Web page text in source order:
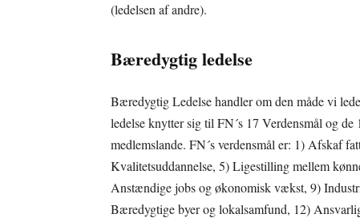
(ledelsen af andre).
Bæredygtig ledelse
Bæredygtig Ledelse handler om den måde vi
ledelse knytter sig til FN´s 17 Verdensmål og
medlemslande. FN´s verdensmål er: 1) Afskaf
Kvalitetsuddannelse, 5) Ligestilling mellem
Anstændige jobs og økonomisk vækst, 9)
Bæredygtige byer og lokalsamfund, 12)